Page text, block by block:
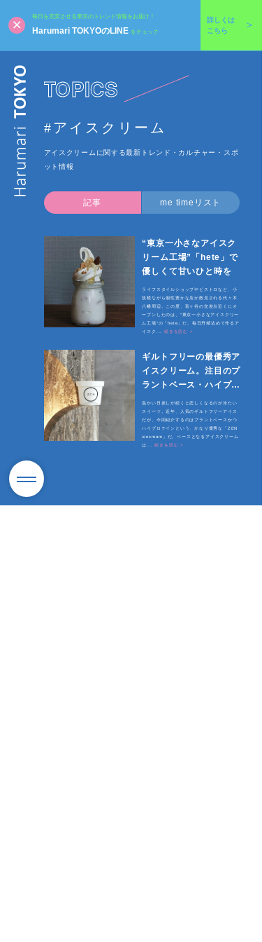
毎日を充実させる東京のトレンド情報をお届け！
Harumari TOKYOのLINE をチェック
詳しくは
こちら
TOPICS
#アイスクリーム
アイスクリームに関する最新トレンド・カルチャー・スポ
ット情報
記事 me timeリスト
“東京一小さなアイスク
リーム工場”「hete」で
優しくて甘いひと時を
ライフスタイルショップやビストロなど、小
規模ながら個性豊かな店が散見される代々木
八幡周辺。この度、富ヶ谷の交差点近くにオ
ープンしたのは、“東京一小さなアイスクリー
ム工場”の「hete」だ。毎日丹精込めて作るア
イスク...続きを読む >
ギルトフリーの最優秀ア
イスクリーム。注目のプ
ラントベース・ハイプロ
テイン「ZEN」で美し
く
温かい日差しが続くと恋しくなるのが冷たい
スイーツ。近年、人気のギルトフリーアイス
だが、今回紹介するのはプラントベースかつ
ハイプロテインという、かなり優秀な「ZEN
icecream」だ。ベースとなるアイスクリーム
は...続きを読む >